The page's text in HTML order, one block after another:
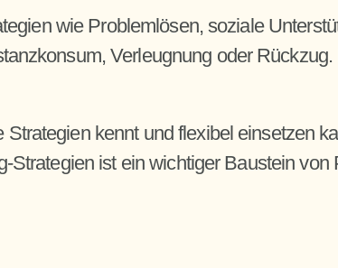
wie Problemlösen, soziale
Verleugnung oder
kennt und flexibel einsetzen
ist ein wichtiger Baustein